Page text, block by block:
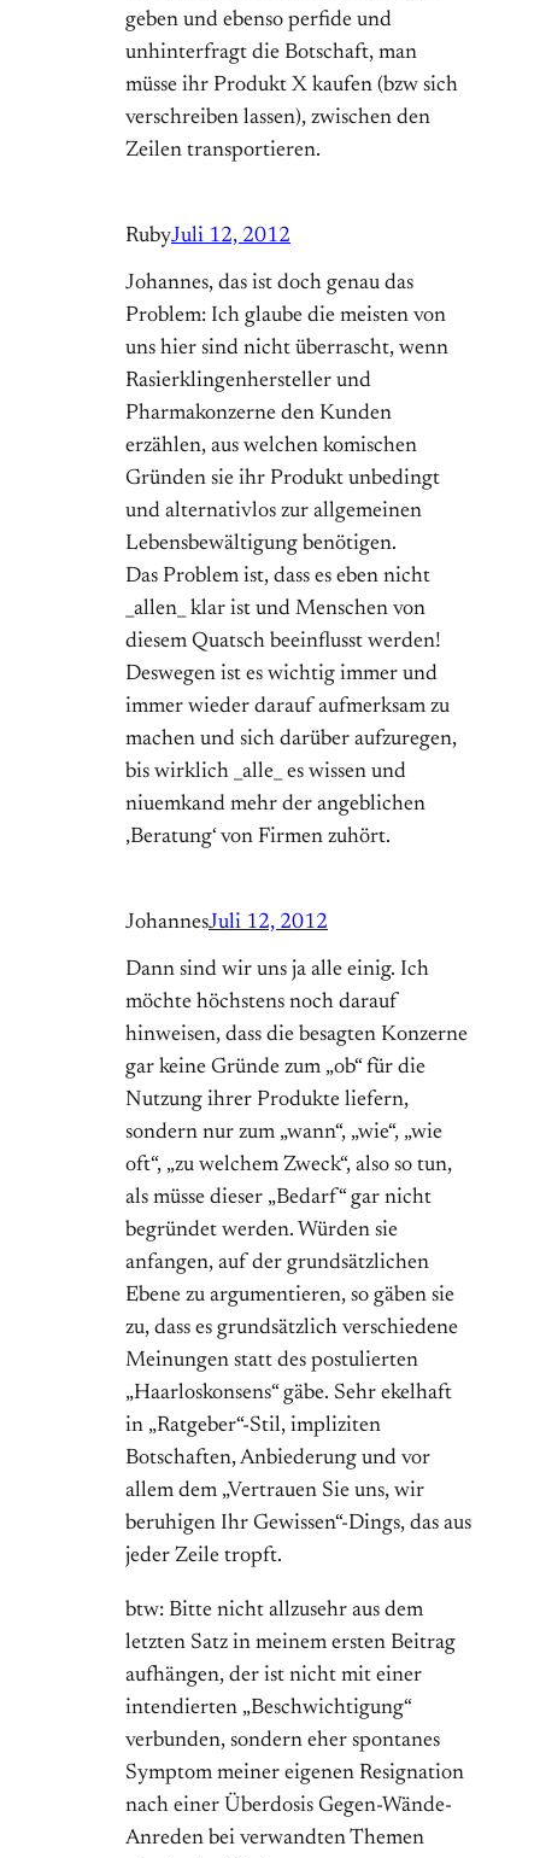
geben und ebenso perfide und
unhinterfragt die Botschaft, man
müsse ihr Produkt X kaufen (bzw sich
verschreiben lassen), zwischen den
Zeilen transportieren.
RubyJuli 12, 2012
Johannes, das ist doch genau das
Problem: Ich glaube die meisten von
uns hier sind nicht überrascht, wenn
Rasierklingenhersteller und
Pharmakonzerne den Kunden
erzählen, aus welchen komischen
Gründen sie ihr Produkt unbedingt
und alternativlos zur allgemeinen
Lebensbewältigung benötigen.
Das Problem ist, dass es eben nicht
_allen_ klar ist und Menschen von
diesem Quatsch beeinflusst werden!
Deswegen ist es wichtig immer und
immer wieder darauf aufmerksam zu
machen und sich darüber aufzuregen,
bis wirklich _alle_ es wissen und
niuemkand mehr der angeblichen
‚Beratung‘ von Firmen zuhört.
JohannesJuli 12, 2012
Dann sind wir uns ja alle einig. Ich
möchte höchstens noch darauf
hinweisen, dass die besagten Konzerne
gar keine Gründe zum „ob“ für die
Nutzung ihrer Produkte liefern,
sondern nur zum „wann“, „wie“, „wie
oft“, „zu welchem Zweck“, also so tun,
als müsse dieser „Bedarf“ gar nicht
begründet werden. Würden sie
anfangen, auf der grundsätzlichen
Ebene zu argumentieren, so gäben sie
zu, dass es grundsätzlich verschiedene
Meinungen statt des postulierten
„Haarloskonsens“ gäbe. Sehr ekelhaft
in „Ratgeber“-Stil, impliziten
Botschaften, Anbiederung und vor
allem dem „Vertrauen Sie uns, wir
beruhigen Ihr Gewissen“-Dings, das aus
jeder Zeile tropft.
btw: Bitte nicht allzusehr aus dem
letzten Satz in meinem ersten Beitrag
aufhängen, der ist nicht mit einer
intendierten „Beschwichtigung“
verbunden, sondern eher spontanes
Symptom meiner eigenen Resignation
nach einer Überdosis Gegen-Wände-
Anreden bei verwandten Themen